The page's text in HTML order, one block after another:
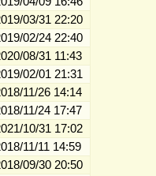
03/31 22:20
02/24 22:40
08/31 11:43
02/01 21:31
11/26 14:14
11/24 17:47
10/31 17:02
11/11 14:59
09/30 20:50